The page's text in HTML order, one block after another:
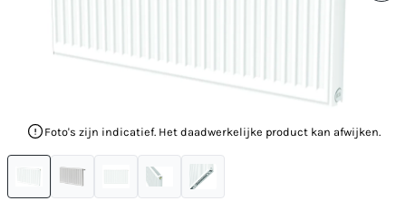
Foto's zijn indicatief. Het daadwerkelijke product kan afwijken.